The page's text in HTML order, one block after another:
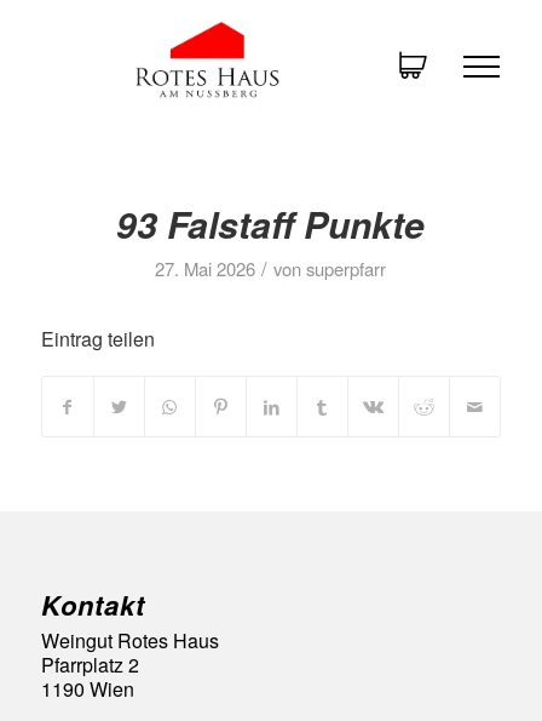
93 Falstaff Punkte
27. Mai 2026 / vonsuperpfarr
Eintrag teilen
Kontakt
Weingut Rotes Haus
Pfarrplatz 2
1190 Wien